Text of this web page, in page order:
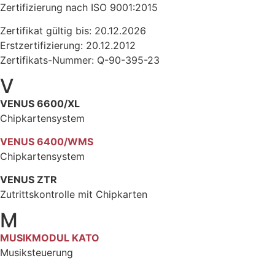
Zertifizierung nach ISO 9001:2015
Zertifikat gültig bis: 20.12.2026
Erstzertifizierung: 20.12.2012
Zertifikats-Nummer: Q-90-395-23
V
VENUS 6600/XL
Chipkartensystem
VENUS 6400/WMS
Chipkartensystem
VENUS ZTR
Zutrittskontrolle mit Chipkarten
M
MUSIKMODUL KATO
Musiksteuerung